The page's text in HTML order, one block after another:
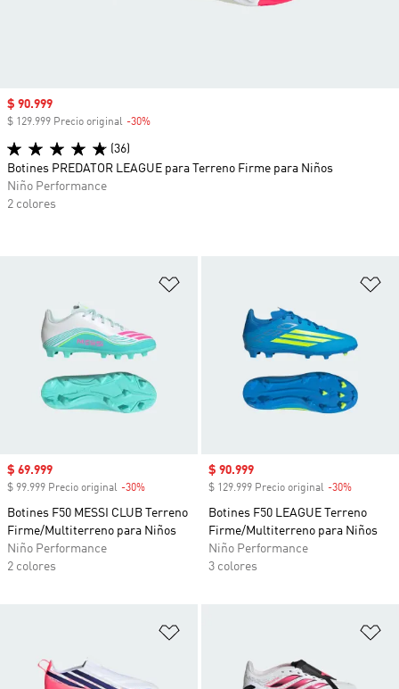
Precio de venta
$ 69.999
$ 99.999 Precio original -30%
Botines F50 MESSI CLUB Terreno
Firme/Multiterreno para Niños
Niño Performance
2 colores
Precio de venta
$ 90.999
$ 129.999 Precio original -30%
Botines F50 LEAGUE Terreno
Firme/Multiterreno para Niños
Niño Performance
3 colores
Precio de venta
$ 90.999
$ 129.999 Precio original -30%
(36)
Botines PREDATOR LEAGUE para Terreno Firme para Niños
Niño Performance
2 colores